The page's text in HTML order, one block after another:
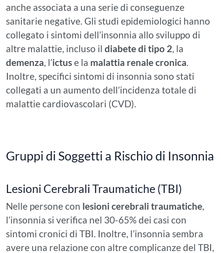
anche associata a una serie di conseguenze
sanitarie negative. Gli studi epidemiologici hanno
collegato i sintomi dell’insonnia allo sviluppo di
altre malattie, incluso il diabete di tipo 2, la
demenza, l’ictuse la malattia renale cronica.
Inoltre, specifici sintomi di insonnia sono stati
collegati a un aumento dell’incidenza totale di
malattie cardiovascolari (CVD).
Gruppi di Soggetti a Rischio di Insonnia
Lesioni Cerebrali Traumatiche (TBI)
Nelle persone con lesioni cerebrali traumatiche,
l’insonnia si verifica nel 30-65% dei casi con
sintomi cronici di TBI. Inoltre, l’insonnia sembra
avere una relazione con altre complicanze del TBI,